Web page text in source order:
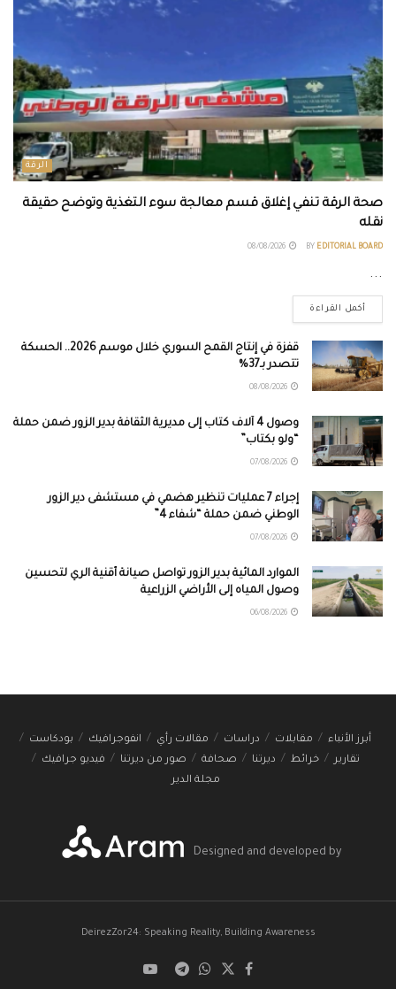
الرقة
صحة الرقة تنفي إغلاق قسم معالجة سوء التغذية وتوضح حقيقة
نقله
BY EDITORIAL BOARD
...
أكمل القراءة
قفزة في إنتاج القمح السوري خلال موسم 2026.. الحسكة
تتصدر بـ37%
وصول 4 آلاف كتاب إلى مديرية الثقافة بدير الزور ضمن حملة
“ولو بكتاب”
إجراء 7 عمليات تنظير هضمي في مستشفى دير الزور
الوطني ضمن حملة “شفاء 4”
الموارد المائية بدير الزور تواصل صيانة أقنية الري لتحسين
وصول المياه إلى الأراضي الزراعية
أبرز الأنباء مقابلات دراسات مقالات رأي انفوجرافيك
بودكاست
تقارير
خرائط ديرتنا صحافة صور من ديرتنا
فيديو جرافيك
مجلة الدير
Designed and developed by
DeirezZor24: Speaking Reality, Building Awareness